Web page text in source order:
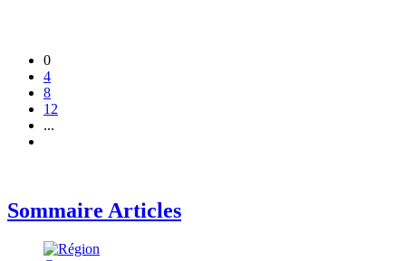
0
4
8
12
...
Sommaire Articles